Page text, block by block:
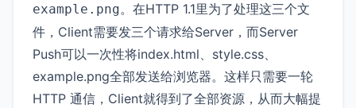
example.png。在HTTP 1.1里为了处理这三个文
件，Client需要发三个请求给Server，而Server
Push可以一次性将index.html、style.css、
example.png全部发送给浏览器。这样只需要一轮
HTTP 通信，Client就得到了全部资源，从而大幅提